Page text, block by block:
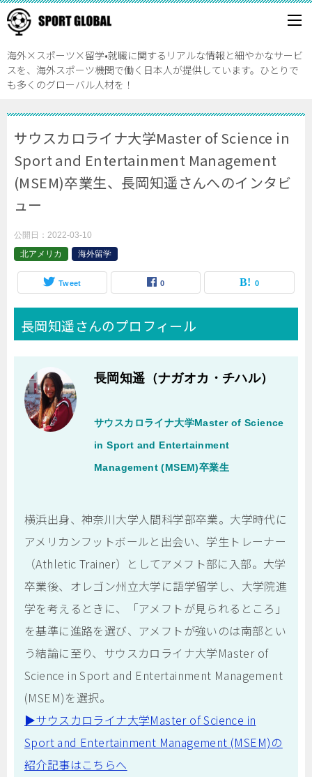
海外×スポーツ×留学•就職に関するリアルな情報と細やかなサービ
スを、海外スポーツ機関で働く日本人が提供しています。ひとりで
も多くのグローバル人材を！
サウスカロライナ大学Master of Science in
Sport and Entertainment Management
(MSEM)卒業生、長岡知遥さんへのインタビ
ュー
公開日： 2022-03-10
北アメリカ
海外留学
Tweet 0 0
長岡知遥さんのプロフィール
長岡知遥（ナガオカ・チハル）
サウスカロライナ大学Master of Science
in Sport and Entertainment
Management (MSEM)卒業生
横浜出身、神奈川大学人間科学部卒業。大学時代に
アメリカンフットボールと出会い、学生トレーナー
（Athletic Trainer）としてアメフト部に入部。大学
卒業後、オレゴン州立大学に語学留学し、大学院進
学を考えるときに、「アメフトが見られるところ」
を基準に進路を選び、アメフトが強いのは南部とい
う結論に至り、サウスカロライナ大学Master of
Science in Sport and Entertainment Management
(MSEM)を選択。
▶︎サウスカロライナ大学Master of Science in
Sport and Entertainment Management (MSEM)の
紹介記事はこちらへ